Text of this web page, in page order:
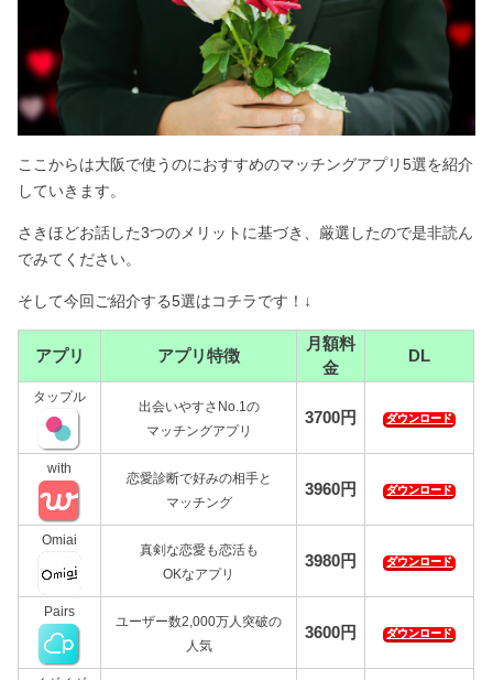
ここからは大阪で使うのにおすすめのマッチングアプリ5選を紹介
していきます。
さきほどお話した3つのメリットに基づき、厳選したので是非読ん
でみてください。
そして今回ご紹介する5選はコチラです！↓
アプリ アプリ特徴
月額料
金
DL
タップル
出会いやすさNo.1の
マッチングアプリ
3700円 ダウンロード
with
恋愛診断で好みの相手と
マッチング
3960円 ダウンロード
Omiai
真剣な恋愛も恋活も
OKなアプリ
3980円 ダウンロード
Pairs
ユーザー数2,000万人突破の
人気
3600円 ダウンロード